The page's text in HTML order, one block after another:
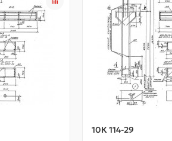
10К 114-29